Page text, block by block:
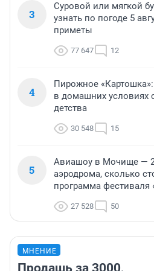
3
Суровой или мягкой
узнать по погоде 5
приметы
77 647 12
4
Пирожное
в домашних условиях
детства
30 548 15
5
Авиашоу в Мочище —
аэродрома, сколько
программа фестиваля
27 528 50
МНЕНИЕ
Продашь за 3000,